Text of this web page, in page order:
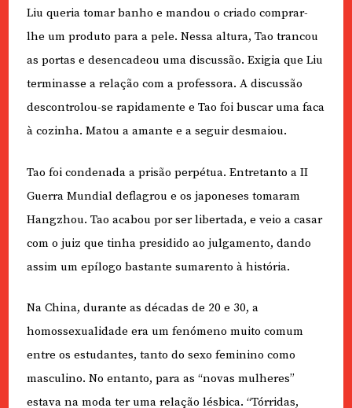
Liu queria tomar banho e mandou o criado comprar-
lhe um produto para a pele. Nessa altura, Tao trancou
as portas e desencadeou uma discussão. Exigia que Liu
terminasse a relação com a professora. A discussão
descontrolou-se rapidamente e Tao foi buscar uma faca
à cozinha. Matou a amante e a seguir desmaiou.
Tao foi condenada a prisão perpétua. Entretanto a II
Guerra Mundial deflagrou e os japoneses tomaram
Hangzhou. Tao acabou por ser libertada, e veio a casar
com o juiz que tinha presidido ao julgamento, dando
assim um epílogo bastante sumarento à história.
Na China, durante as décadas de 20 e 30, a
homossexualidade era um fenómeno muito comum
entre os estudantes, tanto do sexo feminino como
masculino. No entanto, para as “novas mulheres”
estava na moda ter uma relação lésbica. “Tórridas,